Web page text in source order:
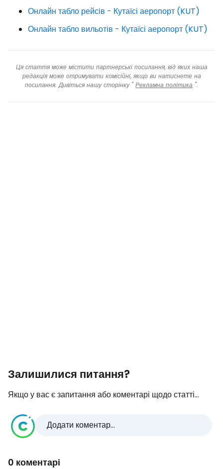
Онлайн табло рейсів - Кутаїсі аеропорт (KUT)
Онлайн табло вильотів - Кутаїсі аеропорт (KUT)
Ця стаття може містити партнерські посилання, від яких наша
редакція може отримувати комісійні, якщо ви натиснете на
посилання. Дивіться нашу сторінку " Рекламна політика ".
Залишилися питання?
Якщо у вас є запитання або коментарі щодо статті...
Додати коментар...
0 коментарі